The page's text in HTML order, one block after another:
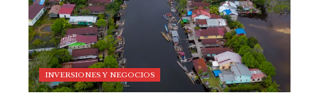
INVERSIONES Y NEGOCIOS